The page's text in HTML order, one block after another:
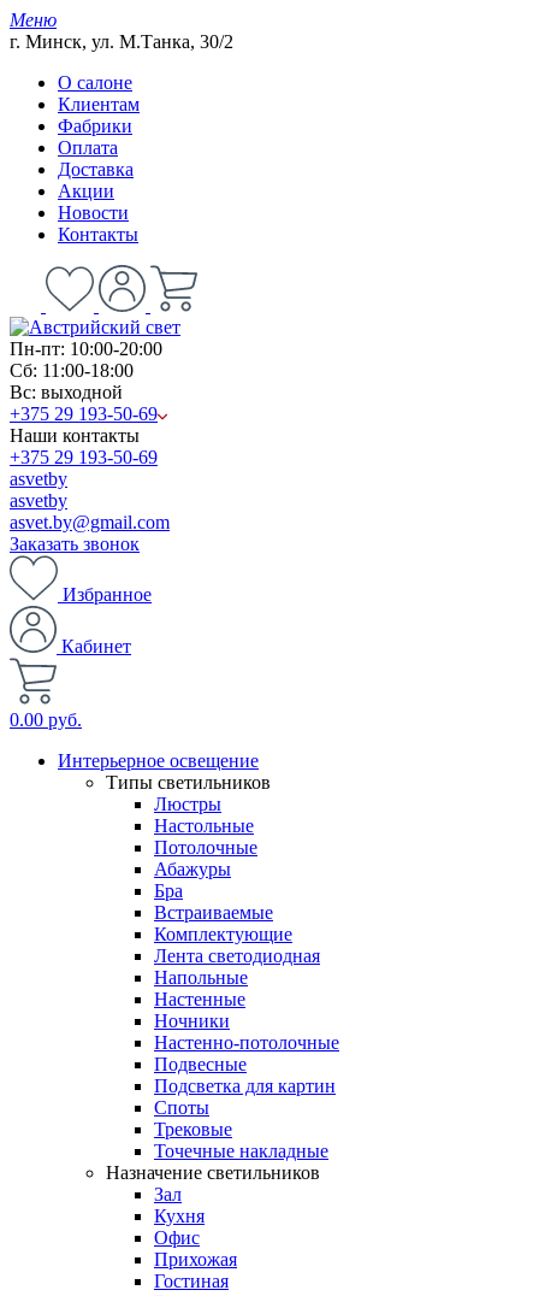
Меню
г. Минск, ул. М.Танка, 30/2
О салоне
Клиентам
Фабрики
Оплата
Доставка
Акции
Новости
Контакты
Пн-пт: 10:00-20:00
Сб: 11:00-18:00
Вс: выходной
+375 29 193-50-69
Наши контакты
+375 29 193-50-69
asvetby
asvetby
asvet.by@gmail.com
Заказать звонок
Избранное
Кабинет
0.00 руб.
Интерьерное освещение
Типы светильников
Люстры
Настольные
Потолочные
Абажуры
Бра
Встраиваемые
Комплектующие
Лента светодиодная
Напольные
Настенные
Ночники
Настенно-потолочные
Подвесные
Подсветка для картин
Споты
Трековые
Точечные накладные
Назначение светильников
Зал
Кухня
Офис
Прихожая
Гостиная